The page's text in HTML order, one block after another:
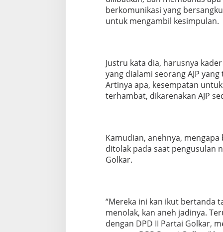
berkomunikasi yang
untuk mengambil kesimpulan.
Justru kata dia, harusnya
yang dialami seorang AJP
Artinya apa, kesempatan
terhambat, dikarenakan AJP
Kamudian, anehnya,
ditolak pada saat pengusulan
Golkar.
“Mereka ini kan ikut bertanda
menolak, kan aneh jadinya.
dengan DPD II Partai Golkar,